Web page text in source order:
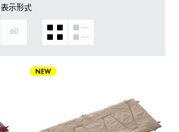
表示形式
60
NEW